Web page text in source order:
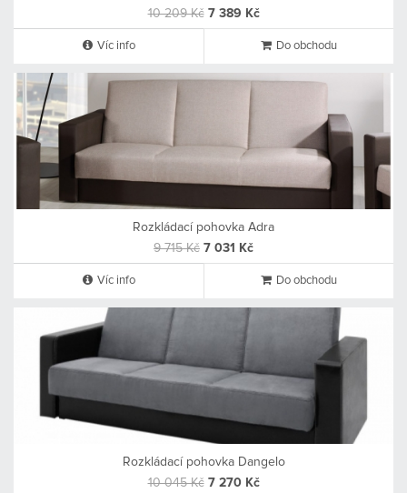
10 209 Kč 7 389 Kč
Víc info Do obchodu
Rozkládací pohovka Adra
9 715 Kč 7 031 Kč
Víc info Do obchodu
Rozkládací pohovka Dangelo
10 045 Kč 7 270 Kč